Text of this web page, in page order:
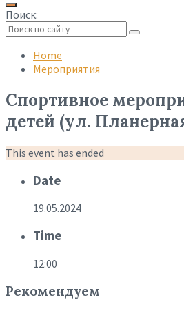
Поиск:
search
Home
Мероприятия
Спортивное
детей (ул.
This event has ended
Date
19.05.2024
Time
12:00
Рекомендуем